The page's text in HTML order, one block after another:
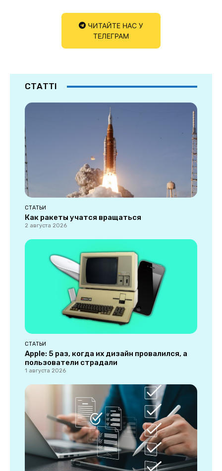
ЧИТАЙТЕ НАС У
ТЕЛЕГРАМ
СТАТТІ
СТАТЬИ
Как ракеты учатся вращаться
2 августа 2026
СТАТЬИ
Apple: 5 раз, когда их дизайн провалился, а
пользователи страдали
1 августа 2026